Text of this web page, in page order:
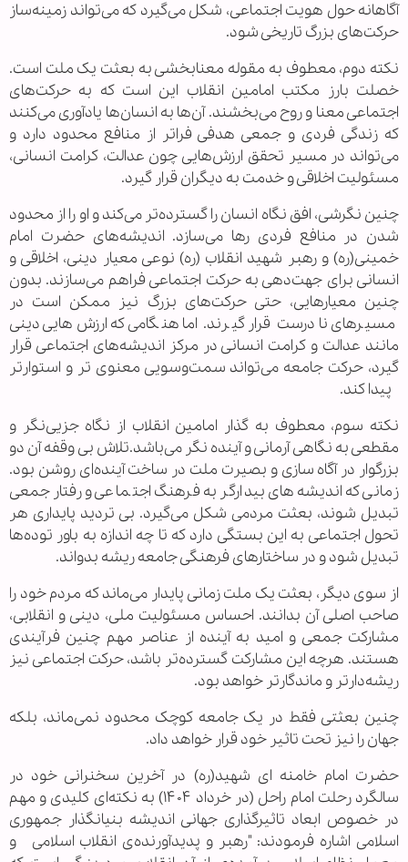
آگاهانه حول هویت اجتماعی، شکل می‌گیرد که می‌تواند زمینه‌ساز
حرکت‌های بزرگ تاریخی شود.
نکته دوم، معطوف به مقوله معنابخشی به بعثت یک ملت است.
خصلت بارز مکتب امامین انقلاب این است که به حرکت‌های
اجتماعی معنا و روح می‌بخشند. آن‌ها به انسان‌ها یادآوری می‌کنند
که زندگی فردی و جمعی هدفی فراتر از منافع محدود دارد و
می‌تواند در مسیر تحقق ارزش‌هایی چون عدالت، کرامت انسانی،
مسئولیت اخلاقی و خدمت به دیگران قرار گیرد.
چنین نگرشی، افق نگاه انسان را گسترده‌تر می‌کند و او را از محدود
شدن در منافع فردی رها می‌سازد. اندیشه‌های حضرت امام
خمینی(ره) و رهبر شهید انقلاب (ره) نوعی معیار دینی، اخلاقی و
انسانی برای جهت‌دهی به حرکت اجتماعی فراهم می‌سازند. بدون
چنین معیارهایی، حتی حرکت‌های بزرگ نیز ممکن است در
مسیرهای نادرست قرار گیرند. اما هنگامی که ارزش‌هایی دینی
مانند عدالت و کرامت انسانی در مرکز اندیشه‌های اجتماعی قرار
گیرد، حرکت جامعه می‌تواند سمت‌وسویی معنوی تر و استوارتر
پیدا کند.
نکته سوم، معطوف به گذار امامین انقلاب از نگاه جزیی‌نگر و
مقطعی به نگاهی آرمانی و آینده‌ نگر می‌باشد.تلاش بی وقفه آن دو
بزرگوار در آگاه سازی و بصیرت ملت در ساخت آینده‌ای روشن بود.
زمانی که اندیشه‌های بیدارگر به فرهنگ اجتماعی و رفتار جمعی
تبدیل شوند، بعثت مردمی شکل می‌گیرد. بی تردید پایداری هر
تحول اجتماعی به این بستگی دارد که تا چه اندازه به باور توده‌ها
تبدیل شود و در ساختارهای فرهنگی جامعه ریشه بدواند.
از سوی دیگر، بعثت یک ملت زمانی پایدار می‌ماند که مردم خود را
صاحب اصلی آن بدانند. احساس مسئولیت ملی، دینی و انقلابی،
مشارکت جمعی و امید به آینده از عناصر مهم چنین فرآیندی
هستند. هرچه این مشارکت گسترده‌تر باشد، حرکت اجتماعی نیز
ریشه‌دارتر و ماندگارتر خواهد بود.
چنین بعثتی فقط در یک جامعه کوچک محدود نمی‌ماند، بلکه
جهان را نیز تحت تاثیر خود قرار خواهد داد.
حضرت امام خامنه ای‌ شهید(ره) در آخرین سخنرانی خود در
سالگرد رحلت امام راحل (در خرداد ۱۴۰۴) به نکته‌ای کلیدی و مهم
در خصوص ابعاد تاثیرگذاری جهانی اندیشه بنیانگذار جمهوری
اسلامی اشاره فرمودند: "رهبر و پدیدآورنده‌ی انقلاب اسلامی و